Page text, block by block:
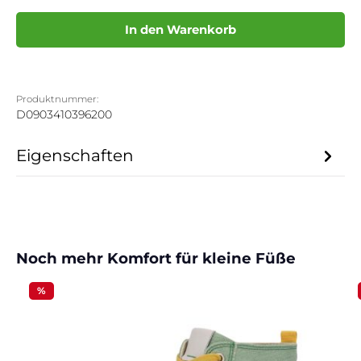
In den Warenkorb
Produktnummer:
D0903410396200
Eigenschaften
Produktgalerie überspringen
Noch mehr Komfort für kleine Füße
%